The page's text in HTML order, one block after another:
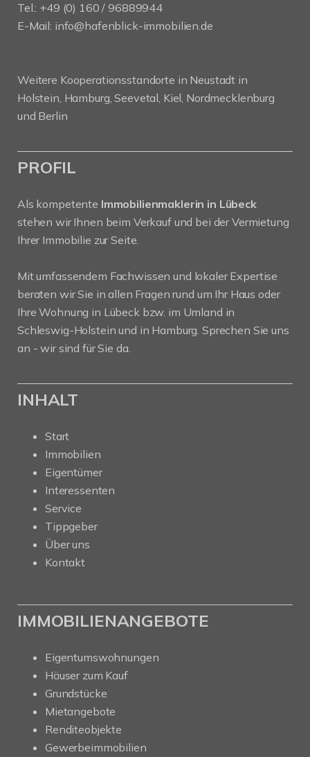
Tel.: +49 (0) 160 / 96889944
E-Mail: info@hafenblick-immobilien.de
Weitere Kooperationsstandorte in Neustadt in
Holstein, Hamburg, Seevetal, Kiel, Nordmecklenburg
und Berlin
PROFIL
Als kompetente Immobilienmaklerin in Lübeck
stehen wir Ihnen beim Verkauf und bei der Vermietung
Ihrer Immobilie zur Seite.
Mit umfassendem Fachwissen und lokaler Expertise
beraten wir Sie in allen Fragen rund um Ihr Haus oder
Ihre Wohnung in Lübeck bzw. im Umland in
Schleswig-Holstein und in Hamburg. Sprechen Sie uns
an - wir sind für Sie da.
INHALT
Start
Immobilien
Eigentümer
Interessenten
Service
Tippgeber
Über uns
Kontakt
IMMOBILIENANGEBOTE
Eigentumswohnungen
Häuser zum Kauf
Grundstücke
Mietangebote
Renditeobjekte
Gewerbeimmobilien